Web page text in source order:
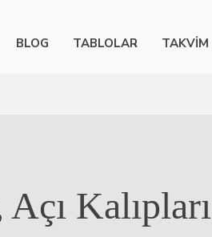
BLOG TABLOLAR TAKVİM